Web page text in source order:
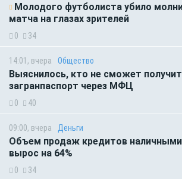
Молодого футболиста убило
матча на глазах зрителей
0 34
14:01, вчера Общество
Выяснилось, кто не сможет
загранпаспорт через МФЦ
0 40
09:00, вчера Деньги
Объем продаж кредитов
вырос на 64%
0 34